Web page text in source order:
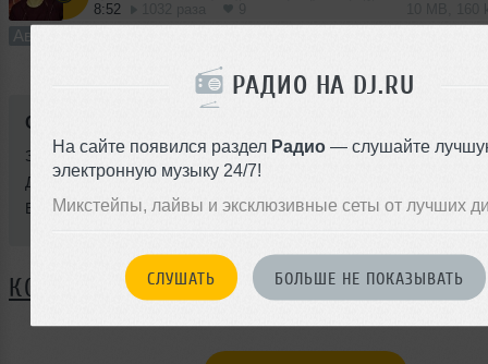
РАДИО НА DJ.RU
На сайте появился раздел Радио — слушайте
электронную музыку 24/7!
Микстейпы, лайвы и эксклюзивные сеты от лучших
СЛУШАТЬ БОЛЬШЕ НЕ ПОКАЗЫВАТЬ
8:52
Авторский трек
Стиль:
Записан: 14 ноября 2016
Добавлен: 08 декабря 2016, 00:12
BPM: 118
КОММЕНТАРИИ